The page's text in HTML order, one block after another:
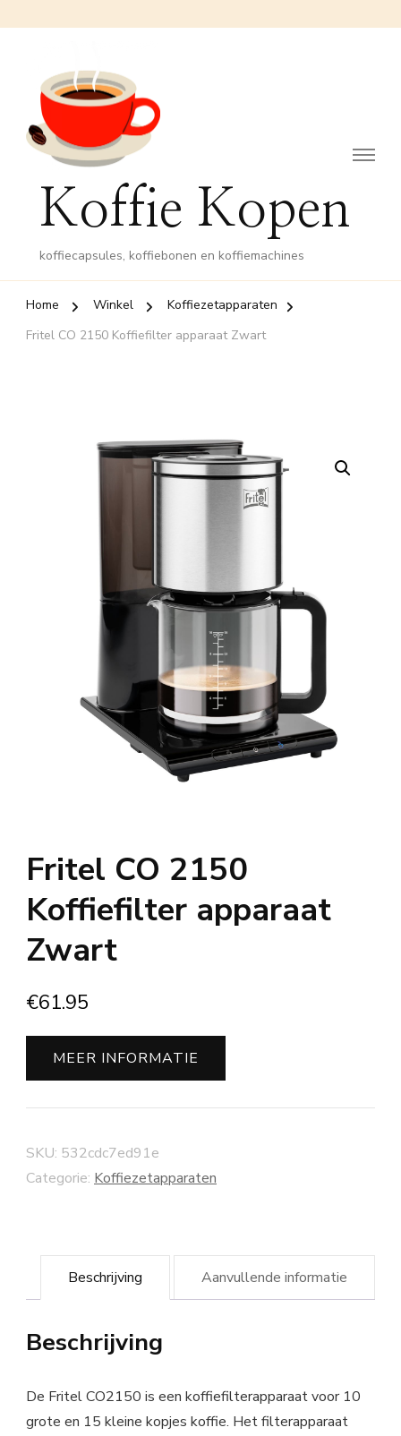
Koffie Kopen
koffiecapsules, koffiebonen en koffiemachines
Home Winkel
Koffiezetapparaten
Fritel CO 2150 Koffiefilter apparaat Zwart
Fritel CO 2150
Koffiefilter apparaat
Zwart
€61.95
MEER INFORMATIE
SKU: 532cdc7ed91e
Categorie: Koffiezetapparaten
Beschrijving Aanvullende informatie
Beschrijving
De Fritel CO2150 is een koffiefilterapparaat voor 10
grote en 15 kleine kopjes koffie. Het filterapparaat